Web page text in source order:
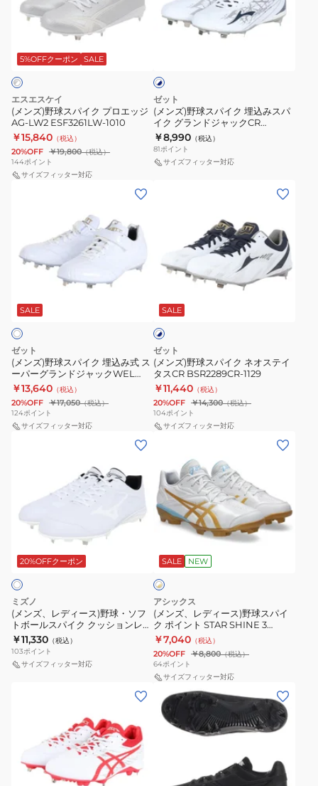
ゼ
BLT
11GM231501
球
イ
ク
プ
ロ
エ
ッ
ジ
AG-
5%OFFクーポン SALE
エスエスケイ
(メンズ)野球スパイク プロエッジ
AG-LW2 ESF3261LW-1010
￥15,840 （税込）
20%OFF ￥19,800（税込）
144ポイント
サイズフィッター対応
球
ク
埋
込
み
ス
パ
ド
ッ
ク
CR
BSR2295-
1129
ホ
ワ
イ
ネ
イ
ビ
ー
ゼット
(メンズ)野球スパイク 埋込みスパ
イク グランドジャックCR
BSR2295-1129
￥8,990 （税込）
81ポイント
サイズフィッター対応
球
イ
ク
埋
込
み
式
ス
ー
ン
ャ
ッ
ク
WEL
BSR2718WH-
1111
SALE
ゼット
(メンズ)野球スパイク 埋込み式 ス
ーパーグランドジャックWEL
BSR2718WH-1111
￥13,640 （税込）
20%OFF ￥17,050（税込）
124ポイント
サイズフィッター対応
イ
ク
ネ
オ
ス
テ
イ
タ
BSR2289CR-
1129
SALE
ホ
イ
ビ
ー
ゼット
(メンズ)野球スパイク ネオステイ
タスCR BSR2289CR-1129
￥11,440 （税込）
20%OFF ￥14,300（税込）
104ポイント
サイズフィッター対応
デ
ィ
ス)
野
球・
ソ
フ
ト
ボ
ク
20%OFFクーポン
ミズノ
(メンズ、レディース)野球・ソフ
トボールスパイク クッションレボ
バディー 11GM262501
￥11,330 （税込）
103ポイント
サイズフィッター対応
ズ、
レ
デ
ィ
ス)
野
球
ス
パ
イ
ク
ポ
ン
SALE NEW
ホ
イ
ー
ル
ド
アシックス
(メンズ、レディース)野球スパイ
ク ポイント STAR SHINE 3
1123A033.104
￥7,040 （税込）
20%OFF ￥8,800（税込）
64ポイント
サイズフィッター対応
球
ン
ズ)